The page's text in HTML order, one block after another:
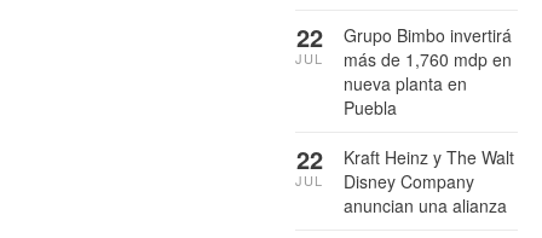
Grupo Bimbo invertirá
más de 1,760 mdp en
nueva planta en
Puebla
22
JUL
Kraft Heinz y The Walt
Disney Company
anuncian una alianza
22
JUL